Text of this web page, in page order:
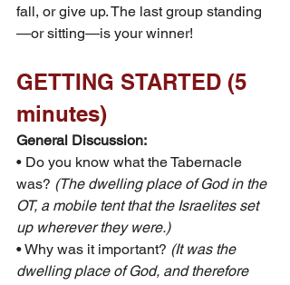
fall, or give up. The last group standing
—or sitting—is your winner!
GETTING STARTED (5
minutes)
General Discussion:
• Do you know what the Tabernacle
was? (The dwelling place of God in the
OT, a mobile tent that the Israelites set
up wherever they were.)
• Why was it important? (It was the
dwelling place of God, and therefore